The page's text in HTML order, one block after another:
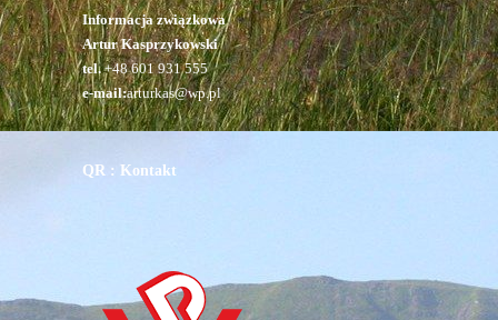
Informacja związkowa
Artur Kasprzykowski
tel.+48 601 931 555
e-mail:arturkas@wp.pl
QR : Kontakt